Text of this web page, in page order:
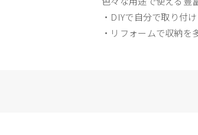
・DIYで自分で取り付
・リフォームで収納を